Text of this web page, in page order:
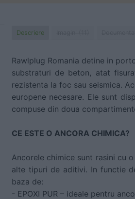
Descriere
Rawlplug Romania detine in
substraturi de beton, atat
rezistenta la foc sau seismica.
europene necesare. Ele sunt
compuse din doua
CE ESTE O ANCORA CHIMICA?
Ancorele chimice sunt rasini cu
alte tipuri de aditivi. In functie
baza de:
- EPOXI PUR – ideale pentru